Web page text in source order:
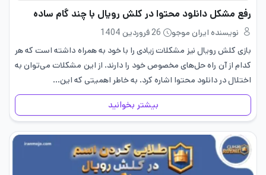
رفع مشکل دانلود محتوا در کلش رویال با چند گام ساده
نویسنده ایران موجو
26 فروردین 1404
بازی کلش رویال نیز مشکلات زیادی را با خود به همراه داشته است که هر
کدام از آن راه حل‌های مخصوص خود را دارند. از این مشکلات می‌توان به
اختلال در دانلود محتوا اشاره کرد. به خاطر اهمیتی که این…
بیشتر بخوانید